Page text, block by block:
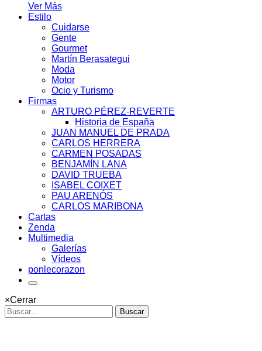
Ver Más
Estilo
Cuidarse
Gente
Gourmet
Martín Berasategui
Moda
Motor
Ocio y Turismo
Firmas
ARTURO PÉREZ-REVERTE
Historia de España
JUAN MANUEL DE PRADA
CARLOS HERRERA
CARMEN POSADAS
BENJAMÍN LANA
DAVID TRUEBA
ISABEL COIXET
PAU ARENÓS
CARLOS MARIBONA
Cartas
Zenda
Multimedia
Galerías
Vídeos
ponlecorazon
×Cerrar
Buscar